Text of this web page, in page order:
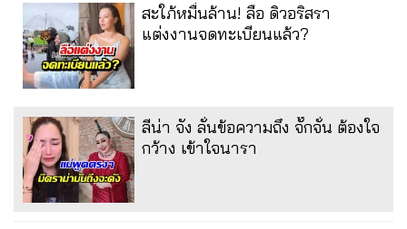
สะใภ้หมื่นล้าน! ลือ ดิวอริสรา
แต่งงานจดทะเบียนแล้ว?
ลีน่า จัง ลั่นข้อความถึง จั๊กจั่น ต้องใจ
กว้าง เข้าใจนารา